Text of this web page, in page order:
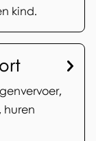
kind.
huren